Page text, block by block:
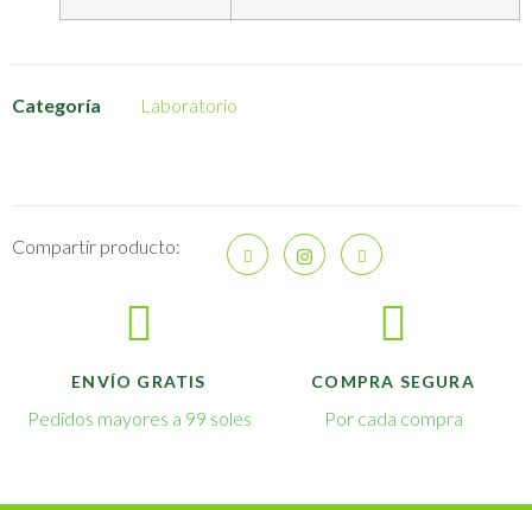
Categoría Laboratorio
Compartir producto:
ENVÍO GRATIS
Pedidos mayores a 99 soles
COMPRA SEGURA
Por cada compra